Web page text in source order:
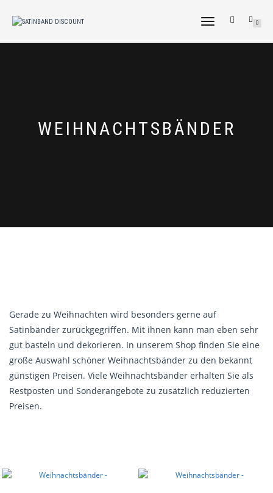
NAVIGATION
0
WEIHNACHTSBÄNDER
Gerade zu Weihnachten wird besonders gerne auf
Satinbänder zurückgegriffen. Mit ihnen kann man eben sehr
gut basteln und dekorieren. In unserem Shop finden Sie eine
große Auswahl schöner Weihnachtsbänder zu den bekannt
günstigen Preisen. Viele Weihnachtsbänder erhalten Sie als
Restposten und Sonderangebote zu zusätzlich reduzierten
Preisen.